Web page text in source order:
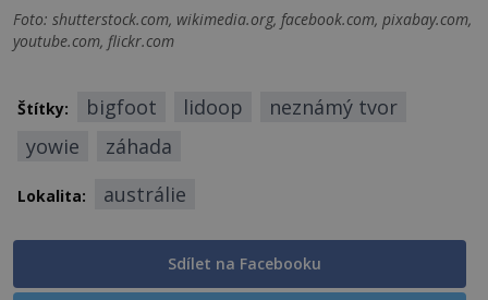
Foto: shutterstock.com, wikimedia.org, facebook.com, pixabay.com,
youtube.com, flickr.com
Štítky: bigfoot lidoop
neznámý tvor
yowie
záhada
Lokalita: austrálie
Sdílet na Facebooku